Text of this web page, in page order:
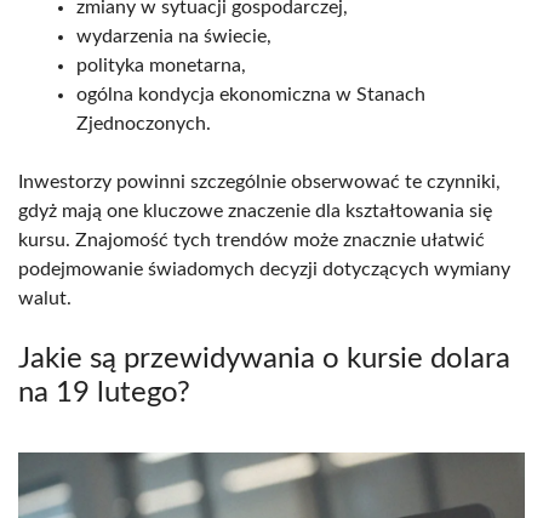
zmiany w sytuacji gospodarczej,
wydarzenia na świecie,
polityka monetarna,
ogólna kondycja ekonomiczna w Stanach
Zjednoczonych.
Inwestorzy powinni szczególnie obserwować te czynniki,
gdyż mają one kluczowe znaczenie dla kształtowania się
kursu. Znajomość tych trendów może znacznie ułatwić
podejmowanie świadomych decyzji dotyczących wymiany
walut.
Jakie są przewidywania o kursie dolara
na 19 lutego?